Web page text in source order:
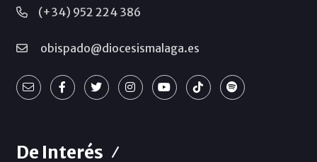
(+34) 952 224 386
obispado@diocesismalaga.es
De Interés